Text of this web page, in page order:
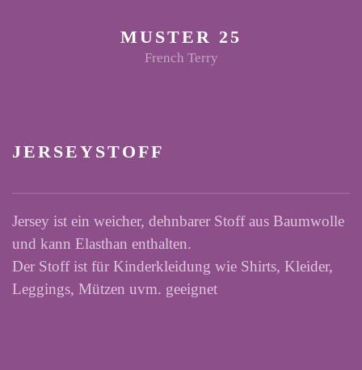
MUSTER 25
French Terry
JERSEYSTOFF
Jersey ist ein weicher, dehnbarer Stoff aus Baumwolle
und kann Elasthan enthalten.
Der Stoff ist für Kinderkleidung wie Shirts, Kleider,
Leggings, Mützen uvm. geeignet